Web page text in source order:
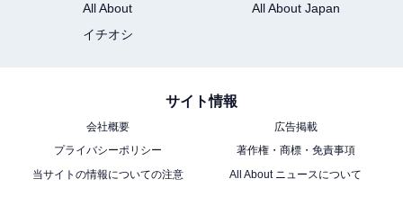
All About
All About Japan
イチオシ
サイト情報
会社概要
広告掲載
プライバシーポリシー
著作権・商標・免責事項
当サイトの情報についての注意
All About ニュースについて